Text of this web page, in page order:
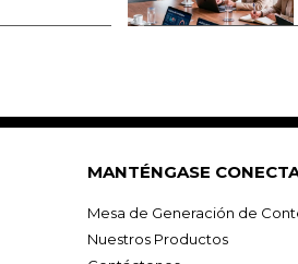
MANTÉNGASE
Mesa de Generación de
Nuestros Productos